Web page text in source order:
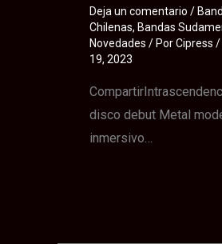
Deja un comentario /
Chilenas, Bandas
Novedades / PorCipress /
19, 2023
disco debut Metal
inmersivo…